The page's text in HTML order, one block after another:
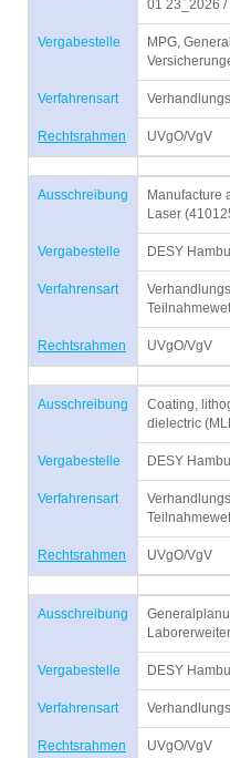
01 23_2026 /
Vergabestelle
MPG,
Verfahrensart
Rechtsrahmen UVgO/VgV
Ausschreibung
Manufacture
Laser
Vergabestelle DESY
Verfahrensart
Rechtsrahmen UVgO/VgV
Ausschreibung
Coating,
dielectric
Vergabestelle DESY
Verfahrensart
Rechtsrahmen UVgO/VgV
Ausschreibung
Vergabestelle DESY
Verfahrensart
Rechtsrahmen UVgO/VgV